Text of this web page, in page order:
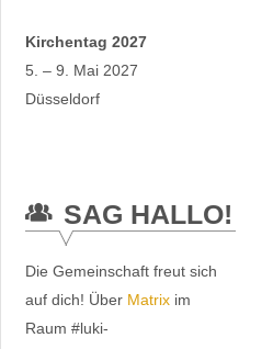
Kirchentag 2027
5. – 9. Mai 2027
Düsseldorf
SAG HALLO!
Die Gemeinschaft freut sich
auf dich! Über Matrixim
Raum #luki-